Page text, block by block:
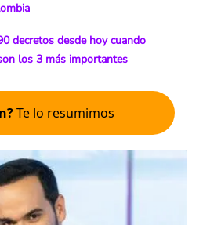
decretos desde hoy cuando
los 3 más importantes
Te lo resumimos